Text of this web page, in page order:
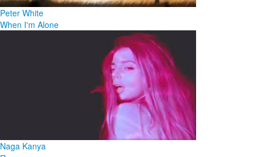
Peter White
When I'm Alone
Naga Kanya